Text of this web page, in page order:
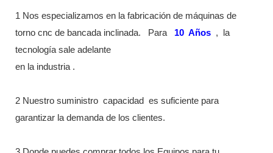
1 Nos especializamos en la fabricación de máquinas de
torno cnc de bancada inclinada.
Para 10 Años ,
la
tecnología sale adelante
en la industria .
2 Nuestro suministro capacidad
es suficiente para
garantizar la demanda de los clientes.